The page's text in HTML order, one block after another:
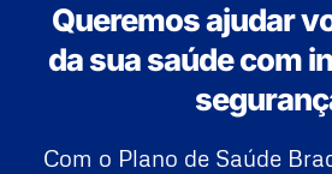
Queremos ajudar
da sua saúde com
Com o Plano de Saúde